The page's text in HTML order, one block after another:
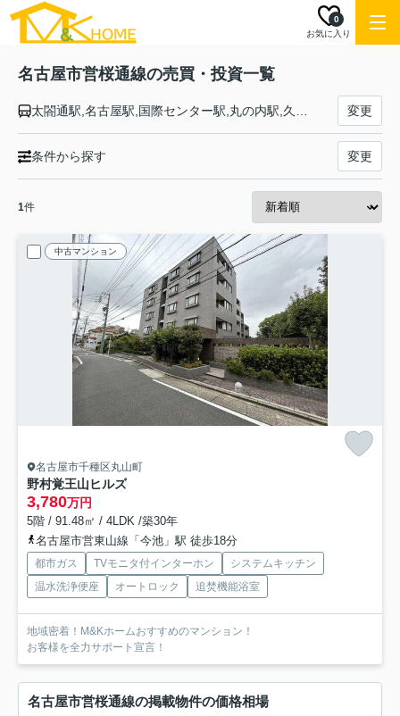
お気に入り
0
名古屋市営桜通線の売買・投資一覧
変更
条件から探す 変更
1件
中古マンション
名古屋市千種区丸山町
野村覚王山ヒルズ
3,780万円
5階 / 91.48㎡ / 4LDK /築30年
名古屋市営東山線「今池」駅 徒歩18分
都市ガス TVモニタ付インターホン
システムキッチン
温水洗浄便座
オートロック 追焚機能浴室
地域密着！M&Kホームおすすめのマンション！
お客様を全力サポート宣言！
名古屋市営桜通線の掲載物件の価格相場